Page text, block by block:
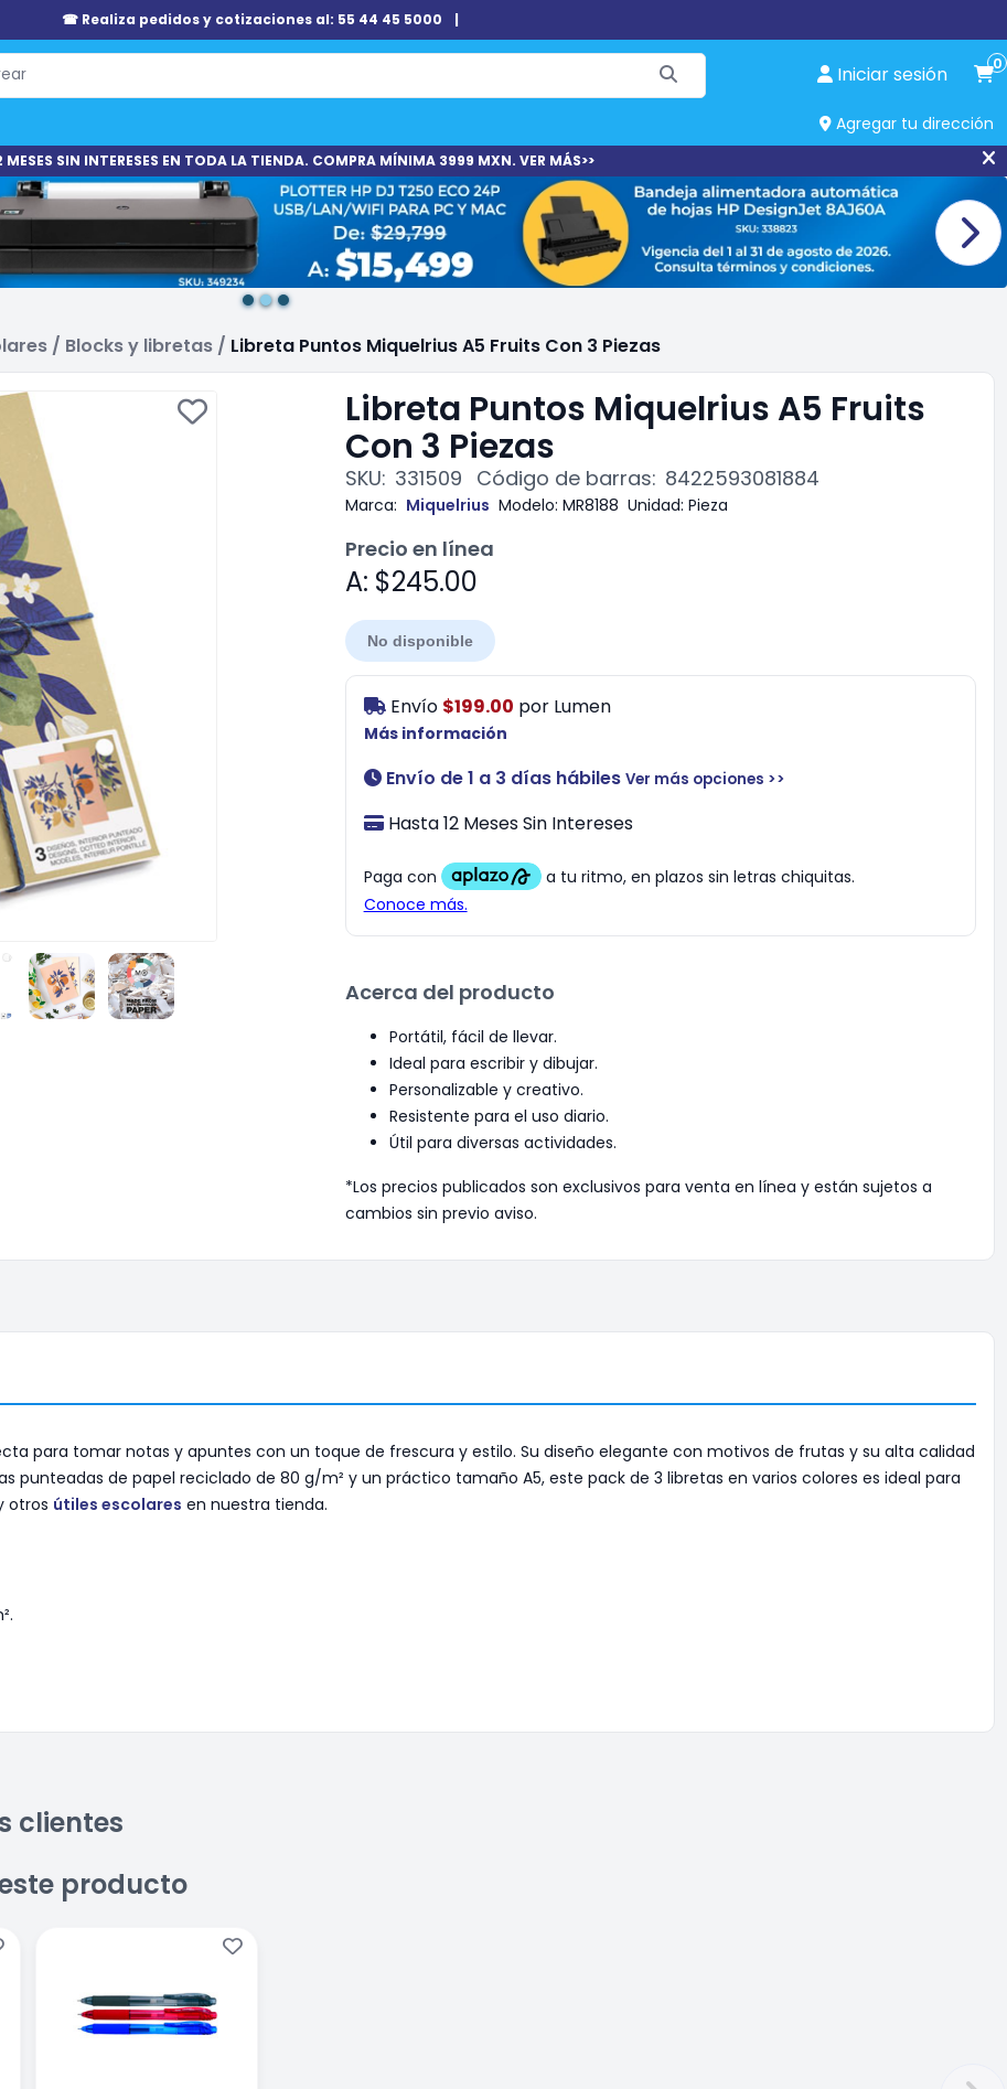
☎ Realiza pedidos y cotizaciones al: 55 44 45 5000 |
Iniciar sesión 0
Agregar tu dirección
MESES SIN INTERESES EN TODA LA TIENDA. COMPRA MÍNIMA 3999 MXN. VER MÁS>>
/ Blocks y libretas / Libreta Puntos Miquelrius A5 Fruits Con 3 Piezas
Libreta Puntos Miquelrius A5 Fruits
Con 3 Piezas
SKU: 331509 Código de barras: 8422593081884
Marca: Miquelrius Modelo: MR8188 Unidad: Pieza
Precio en línea
A: $245.00
No disponible
Envío $199.00 por Lumen
Más información
Envío de 1 a 3 días hábiles Ver más opciones >>
Hasta 12 Meses Sin Intereses
Acerca del producto
Portátil, fácil de llevar.
Ideal para escribir y dibujar.
Personalizable y creativo.
Resistente para el uso diario.
Útil para diversas actividades.
*Los precios publicados son exclusivos para venta en línea y están sujetos a
cambios sin previo aviso.
para tomar notas y apuntes con un toque de frescura y estilo. Su diseño elegante con motivos de frutas y su alta calidad
punteadas de papel reciclado de 80 g/m² y un práctico tamaño A5, este pack de 3 libretas en varios colores es ideal para
otros útiles escolares en nuestra tienda.
clientes
producto